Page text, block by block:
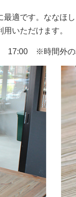
適です。ななほ
いただけます。
※時間外の